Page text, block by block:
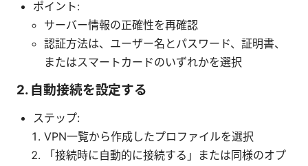
ポイント:
サーバー情報の正確性を再確認
認証方法は、ユーザー名とパスワード、証明書、
またはスマートカードのいずれかを選択
2. 自動接続を設定する
ステップ:
VPN一覧から作成したプロファイルを選択
「接続時に自動的に接続する」または同様のオプ